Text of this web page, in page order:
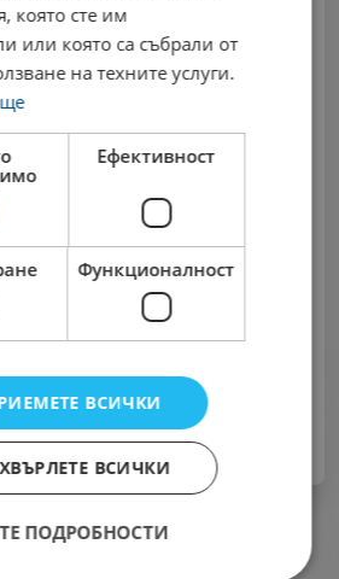
Забравена парола?
?Регистрирайте се Сега
която сте им
или която са събрали от
на техните услуги.
Ефективност
Функционалност
ВСИЧКИ
ВСИЧКИ
ПОДРОБНОСТИ